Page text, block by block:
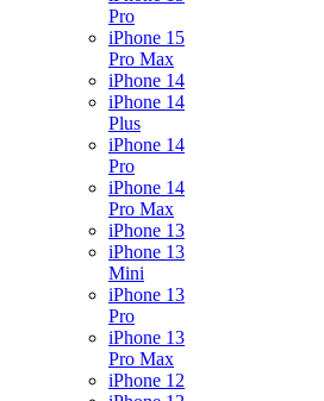
Pro
iPhone 15
Pro Max
iPhone 14
iPhone 14
Plus
iPhone 14
Pro
iPhone 14
Pro Max
iPhone 13
iPhone 13
Mini
iPhone 13
Pro
iPhone 13
Pro Max
iPhone 12